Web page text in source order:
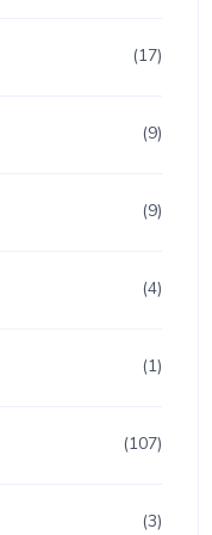
(17)
(9)
(9)
(4)
(1)
(107)
(3)